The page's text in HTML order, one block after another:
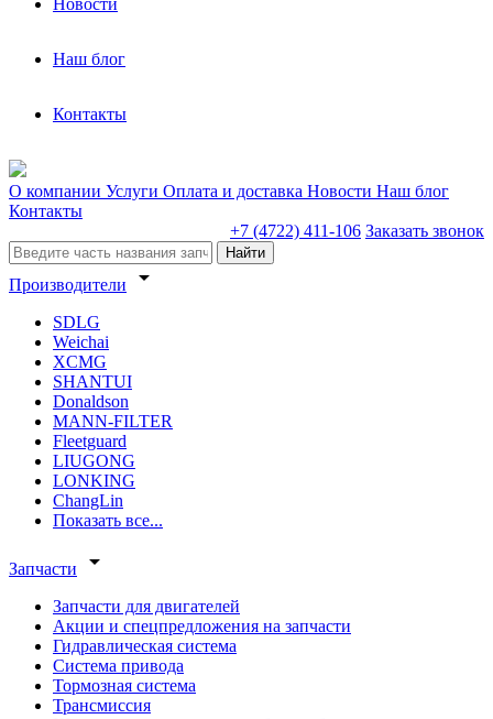
Новости
Наш блог
Контакты
О компании Услуги Оплата и доставка Новости Наш блог
Контакты
+7 (4722) 411-106 Заказать звонок
Найти
Производители arrow_drop_down
SDLG
Weichai
XCMG
SHANTUI
Donaldson
MANN-FILTER
Fleetguard
LIUGONG
LONKING
ChangLin
Показать все...
Запчасти arrow_drop_down
Запчасти для двигателей
Акции и спецпредложения на запчасти
Гидравлическая система
Система привода
Тормозная система
Трансмиссия